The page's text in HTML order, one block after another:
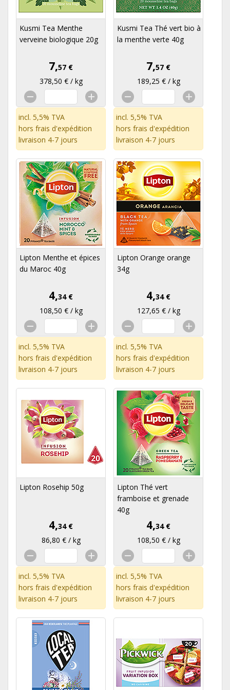
Kusmi Tea Menthe
verveine biologique 20g
7,57 €
378,50 € / kg
incl. 5,5% TVA
hors frais d'expédition
livraison 4-7 jours
Kusmi Tea Thé vert bio à
la menthe verte 40g
7,57 €
189,25 € / kg
incl. 5,5% TVA
hors frais d'expédition
livraison 4-7 jours
Lipton Menthe et épices
du Maroc 40g
4,34 €
108,50 € / kg
incl. 5,5% TVA
hors frais d'expédition
livraison 4-7 jours
Lipton Orange orange
34g
4,34 €
127,65 € / kg
incl. 5,5% TVA
hors frais d'expédition
livraison 4-7 jours
Lipton Rosehip 50g
4,34 €
86,80 € / kg
incl. 5,5% TVA
hors frais d'expédition
livraison 4-7 jours
Lipton Thé vert
framboise et grenade
40g
4,34 €
108,50 € / kg
incl. 5,5% TVA
hors frais d'expédition
livraison 4-7 jours